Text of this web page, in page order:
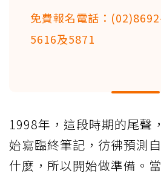
免費報名電話：
5616及5871
1998年，這段時期的尾聲
始寫臨終筆記，彷彿預測
什麼，所以開始做準備。